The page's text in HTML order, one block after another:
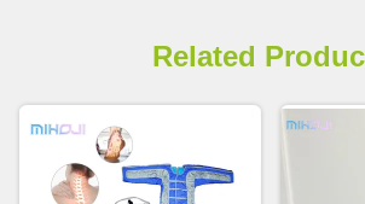
Related